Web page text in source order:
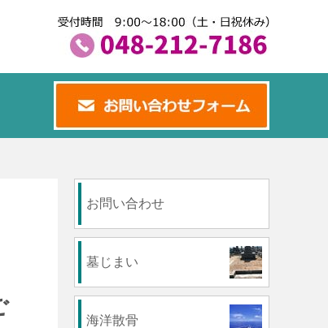
お問い合わせ
墓じまい
海洋散骨